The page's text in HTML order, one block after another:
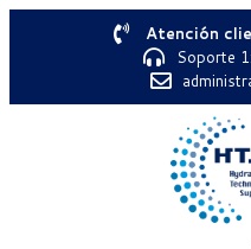
Atención
Soporte